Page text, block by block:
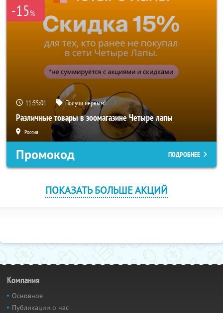
-15%
11:55:01 Получи первым!
Различные товары в зоомагазине Четыре лапы
Россия
Промокод ПОДРОБНЕЕ
ПОКАЗАТЬ БОЛЬШЕ АКЦИЙ
Компания
Основное
Публикации о нас